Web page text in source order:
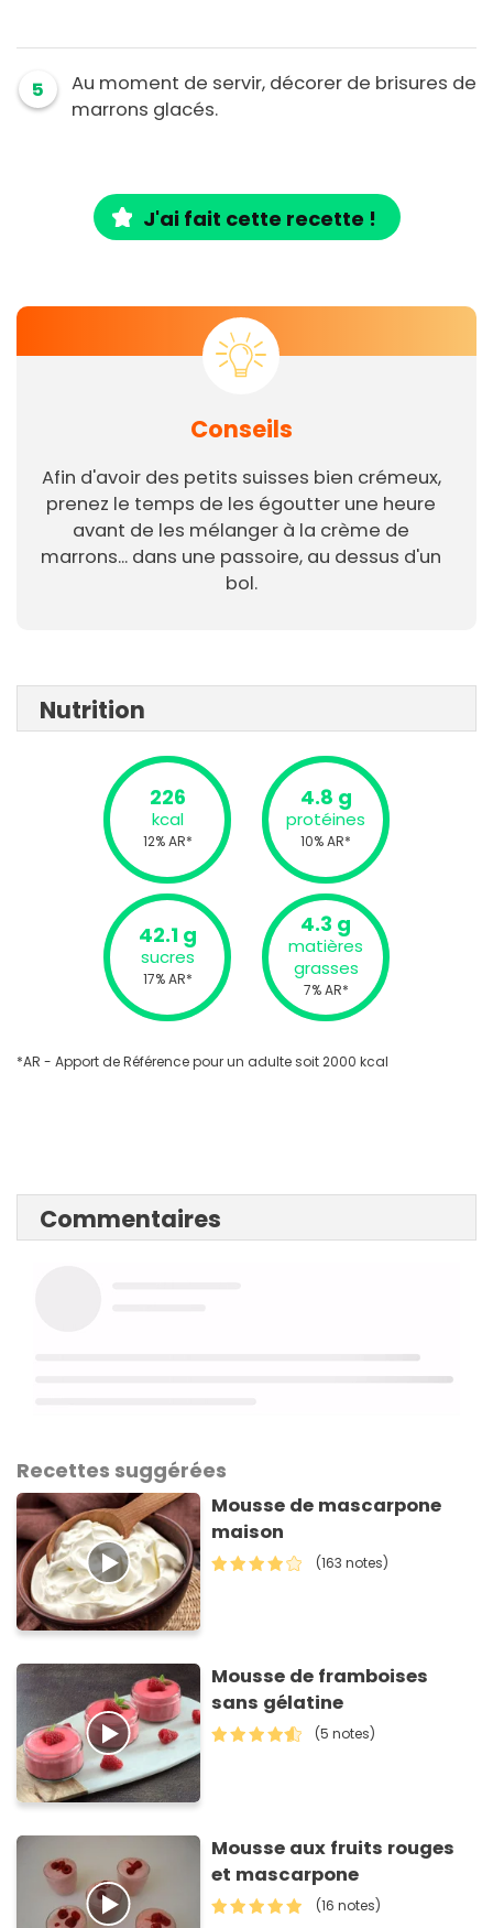
5
Au moment de servir, décorer de brisures de
marrons glacés.
J'ai fait cette recette !
Conseils
Afin d'avoir des petits suisses bien crémeux,
prenez le temps de les égoutter une heure
avant de les mélanger à la crème de
marrons... dans une passoire, au dessus d'un
bol.
Nutrition
226
kcal
12% AR*
4.8 g
protéines
10% AR*
42.1 g
sucres
17% AR*
4.3 g
matières
grasses
7% AR*
*AR - Apport de Référence pour un adulte soit 2000 kcal
Commentaires
Recettes suggérées
Mousse de mascarpone
maison
(163 notes)
Mousse de framboises
sans gélatine
(5 notes)
Mousse aux fruits rouges
et mascarpone
(16 notes)